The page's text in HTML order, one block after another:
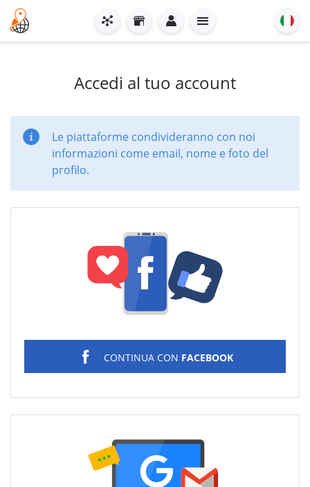
Accedi al tuo account
Le piattaforme condivideranno con noi
informazioni come email, nome e foto del
profilo.
CONTINUA CON FACEBOOK